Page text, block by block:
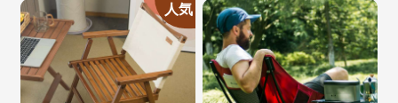
人気